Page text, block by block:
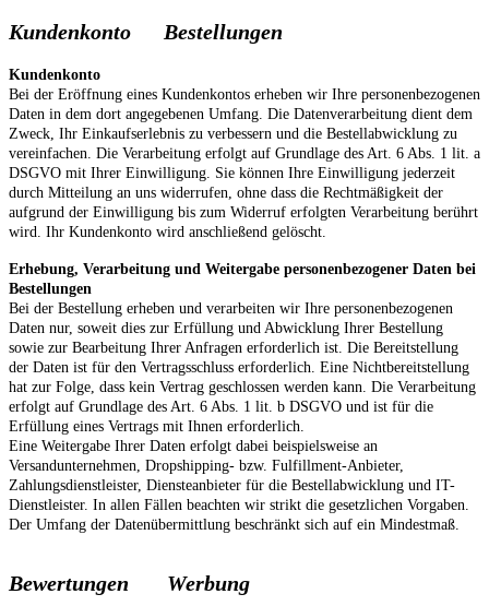
Kundenkonto Bestellungen
Kundenkonto
Bei der Eröffnung eines Kundenkontos erheben wir Ihre personenbezogenen
Daten in dem dort angegebenen Umfang. Die Datenverarbeitung dient dem
Zweck, Ihr Einkaufserlebnis zu verbessern und die Bestellabwicklung zu
vereinfachen. Die Verarbeitung erfolgt auf Grundlage des Art. 6 Abs. 1 lit. a
DSGVO mit Ihrer Einwilligung. Sie können Ihre Einwilligung jederzeit
durch Mitteilung an uns widerrufen, ohne dass die Rechtmäßigkeit der
aufgrund der Einwilligung bis zum Widerruf erfolgten Verarbeitung berührt
wird. Ihr Kundenkonto wird anschließend gelöscht.
Erhebung, Verarbeitung und Weitergabe personenbezogener Daten bei
Bestellungen
Bei der Bestellung erheben und verarbeiten wir Ihre personenbezogenen
Daten nur, soweit dies zur Erfüllung und Abwicklung Ihrer Bestellung
sowie zur Bearbeitung Ihrer Anfragen erforderlich ist. Die Bereitstellung
der Daten ist für den Vertragsschluss erforderlich. Eine Nichtbereitstellung
hat zur Folge, dass kein Vertrag geschlossen werden kann. Die Verarbeitung
erfolgt auf Grundlage des Art. 6 Abs. 1 lit. b DSGVO und ist für die
Erfüllung eines Vertrags mit Ihnen erforderlich.
Eine Weitergabe Ihrer Daten erfolgt dabei beispielsweise an
Versandunternehmen, Dropshipping- bzw. Fulfillment-Anbieter,
Zahlungsdienstleister, Diensteanbieter für die Bestellabwicklung und IT-
Dienstleister. In allen Fällen beachten wir strikt die gesetzlichen Vorgaben.
Der Umfang der Datenübermittlung beschränkt sich auf ein Mindestmaß.
Bewertungen Werbung